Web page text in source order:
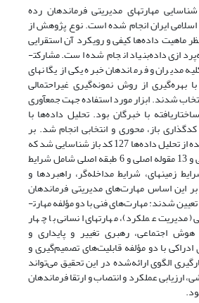
مهارت­های مدیریتی فرماندهان رده
ایران انجام شده است. نوع پژوهش از
ماهیت داده­‌ها کیفی و رویکرد آن استقرایی
است که با روش نظریه­‌پردازی داده‌­بنیاد انجام شده است. مشارکت­
مدیران و فرماندهان خبره یکی از یگان­های
بهره‌­گیری از روش نمونه­‌گیری غیراحتمالی
شدند. ابزار مورد استفاده جهت جمع­آوری
با خبرگان بود. تحلیل داده­‌ها با
باز، محوری و انتخابی انجام شد. بر
اساس نتایج به‌دست‌آمده از تحلیل داده‌­ها 127 کد باز شناسایی شد که
در قالب 29 مقوله فرعی و 13 مقوله اصلی و 6 طبقه اصلی شامل شرایط
زمینه­ای، شرایط مداخله‌­گر، راهبردها و
این اساس مهارت­‌های مدیریتی فرماندهان
رده عملیاتی بدین ­شرح تعیین شدند: مهارت‌­های فنی با دو مؤلفه مهارت­
(مدیریت عملکرد)، مهارت­های انسانی با چهار
هوش اجتماعی، رهبری تغییر و پایداری و
با دو مؤلفه قابلیت‌­های تصمیم‌­گیری و
الگوی ارائه‌شده در این تحقیق می‌­تواند
ارزیابی عملکرد و انتصاب و ارتقا فرماندهان